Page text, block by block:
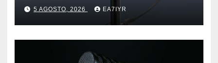
5 AGOSTO, 2026 EA7IYR